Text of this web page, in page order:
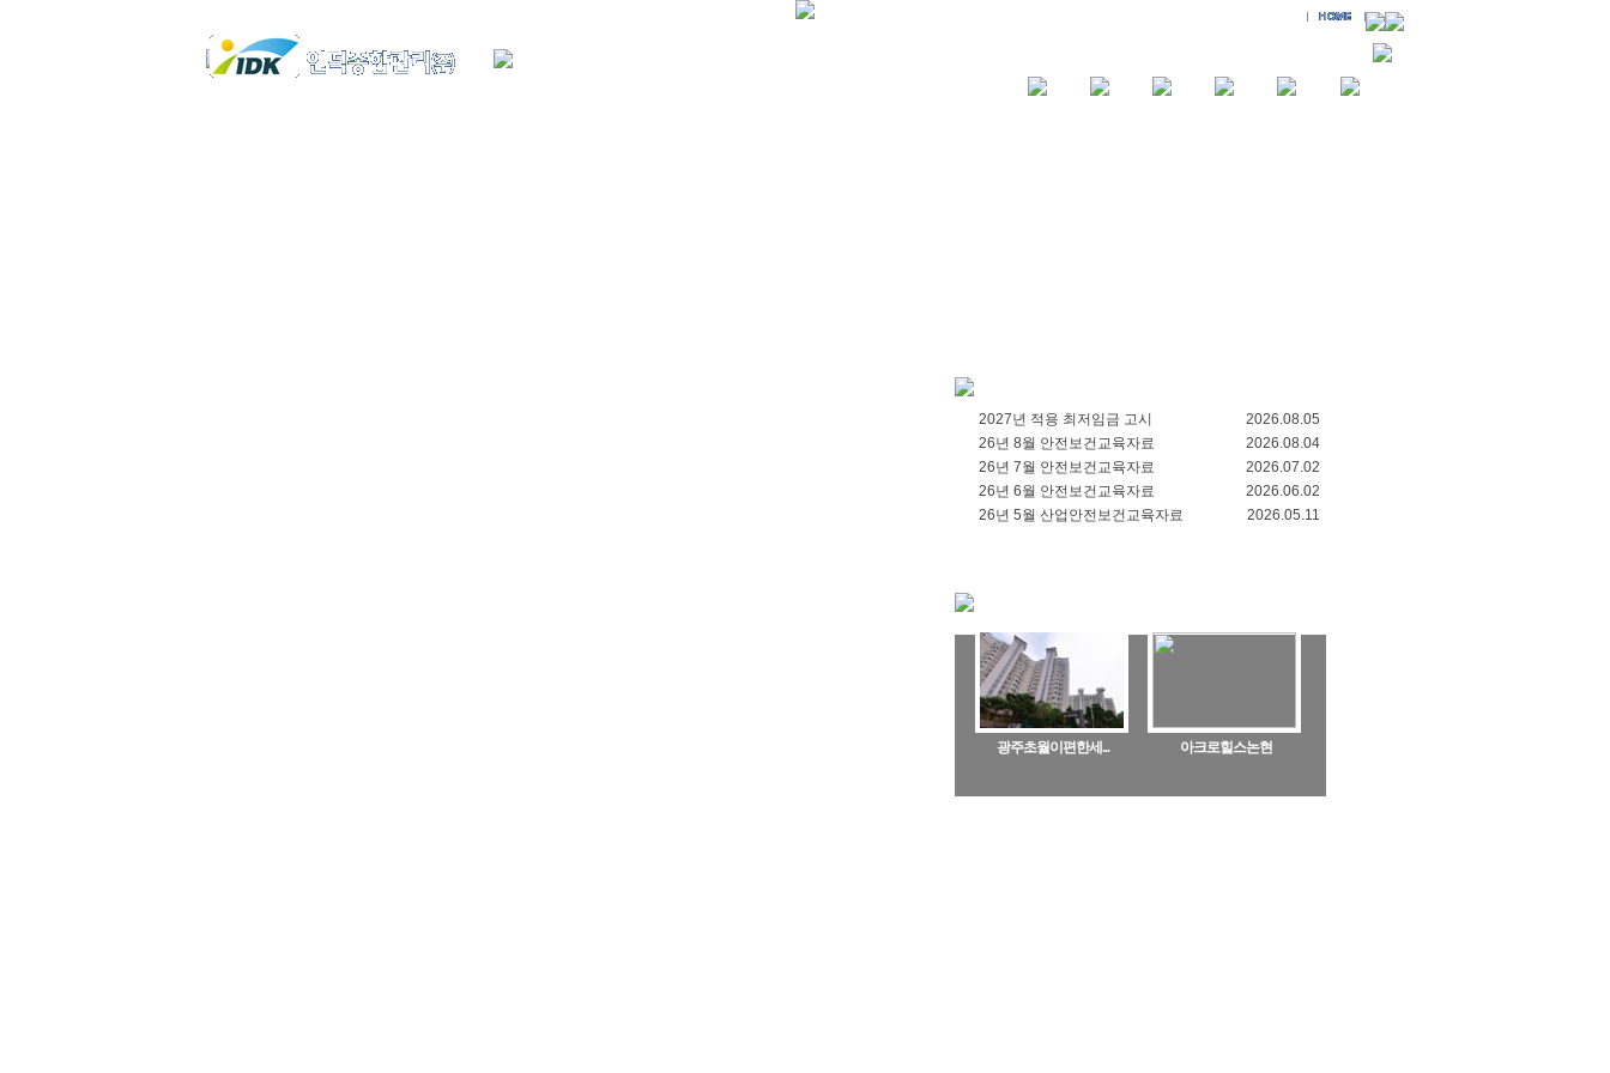
2027년 적용 최저임금 고시
2026.08.05
26년 8월 안전보건교육자료
2026.08.04
26년 7월 안전보건교육자료
2026.07.02
26년 6월 안전보건교육자료
2026.06.02
26년 5월 산업안전보건교육자료
2026.05.11
광주초월이편한세... 아크로힐스논현